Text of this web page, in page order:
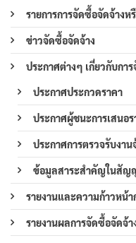
รายการการจัดซื้อจัดจ้างห
ข่าวจัดซื้อจัดจ้าง
ประกาศต่างๆ เกี่ยวกับกา
ประกาศประกวดราคา
ประกาศผู้ชนะการเสนอร
ประกาศการตรวจรับงาน
ข้อมูลสาระสำคัญในสัญ
รายงานและความก้าวหน้
รายงานผลการจัดซื้อจัดจ้